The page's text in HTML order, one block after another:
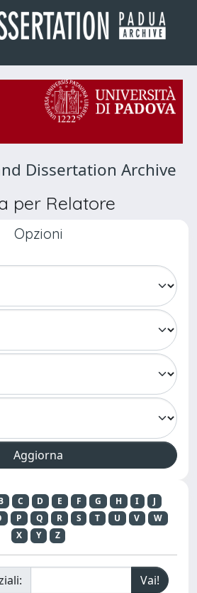
Dissertation Archive
per Relatore
Opzioni
C D E F G H I
J
P Q R S T U V
W
X
Y Z